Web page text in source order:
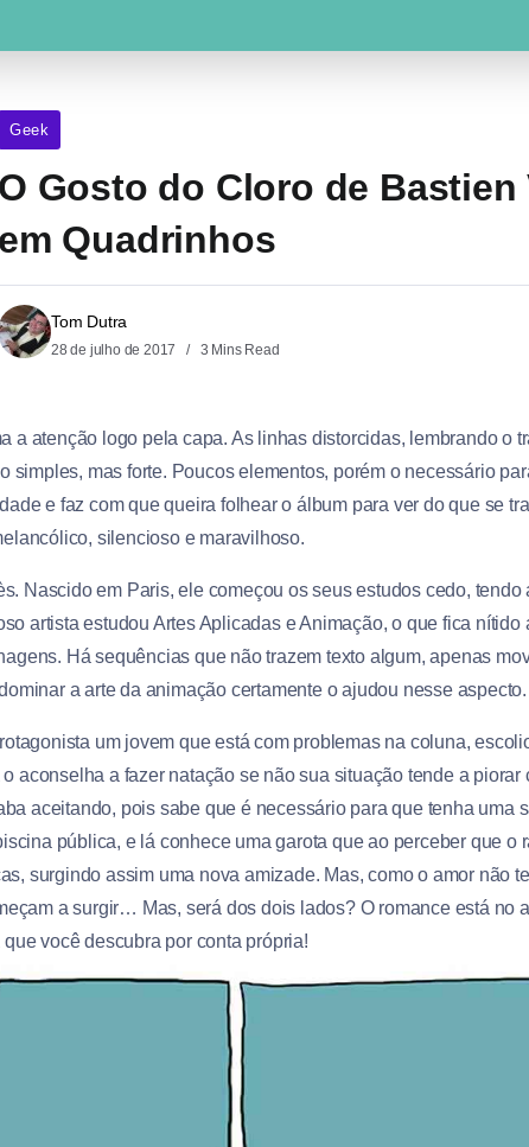
Geek
O Gosto do Cloro de
em Quadrinhos
Tom Dutra
28 de julho de 2017 3 Mins Read
a atenção logo pela capa. As linhas distorcidas, lembrando o
simples, mas forte. Poucos elementos, porém o necessário
e faz com que queira folhear o álbum para ver do que se
silencioso e maravilhoso.
Nascido em Paris, ele começou os seus estudos cedo,
artista estudou Artes Aplicadas e Animação, o que fica
Há sequências que não trazem texto algum, apenas
a arte da animação certamente o ajudou nesse aspecto.
um jovem que está com problemas na coluna,
aconselha a fazer natação se não sua situação tende a
aceitando, pois sabe que é necessário para que tenha uma
pública, e lá conhece uma garota que ao perceber que o
surgindo assim uma nova amizade. Mas, como o amor não
a surgir… Mas, será dos dois lados? O romance está no
você descubra por conta própria!